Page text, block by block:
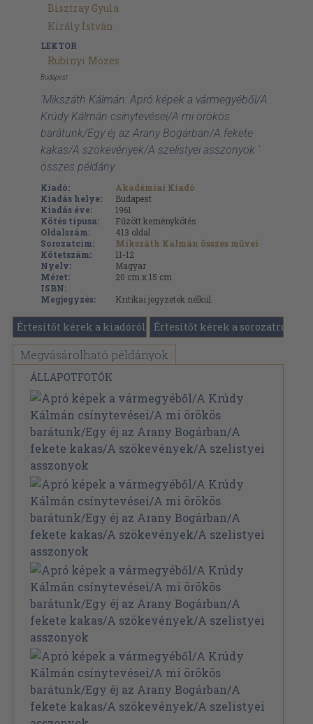
Bisztray Gyula
Király István
LEKTOR
Rubinyi Mózes
Budapest
'Mikszáth Kálmán: Apró képek a vármegyéből/A
Krúdy Kálmán csínytevései/A mi örökös
barátunk/Egy éj az Arany Bogárban/A fekete
kakas/A szökevények/A szelistyei asszonyok '
összes példány
Kiadó:
Akadémiai Kiadó
Kiadás helye:
Budapest
Kiadás éve:
1961
Kötés típusa:
Fűzött keménykötés
Oldalszám:
413 oldal
Sorozatcím:
Mikszáth Kálmán összes művei
Kötetszám:
11-12
Nyelv:
Magyar
Méret:
20 cm x 15 cm
ISBN:
Megjegyzés:
Kritikai jegyzetek nélkül.
Értesítőt kérek a kiadóról Értesítőt kérek a sorozatról
Megvásárolható példányok
ÁLLAPOTFOTÓK